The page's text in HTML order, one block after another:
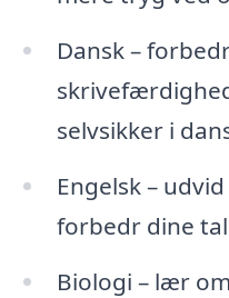
Dansk –
selvsikker i
Engelsk –
forbedr dine
Biologi – lær